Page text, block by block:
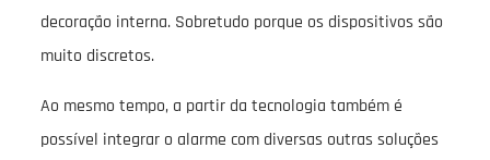
decoração interna. Sobretudo porque os dispositivos são
muito discretos.
Ao mesmo tempo, a partir da tecnologia também é
possível integrar o alarme com diversas outras soluções